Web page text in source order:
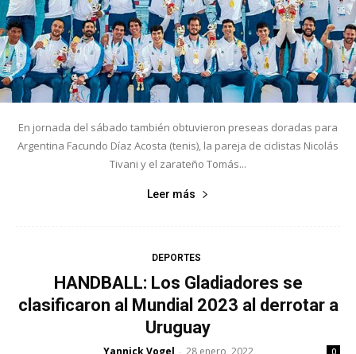
En jornada del sábado también obtuvieron preseas doradas para
Argentina Facundo Díaz Acosta (tenis), la pareja de ciclistas Nicolás
Tivani y el zarateño Tomás...
Leer más
DEPORTES
HANDBALL: Los Gladiadores se
clasificaron al Mundial 2023 al derrotar a
Uruguay
Yannick Vogel - 28 enero, 2022 0